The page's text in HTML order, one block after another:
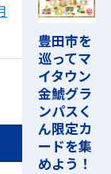
豊田市を
巡ってマ
イタウン
金鯱グラ
ンパスく
ん限定カ
ードを集
めよう！